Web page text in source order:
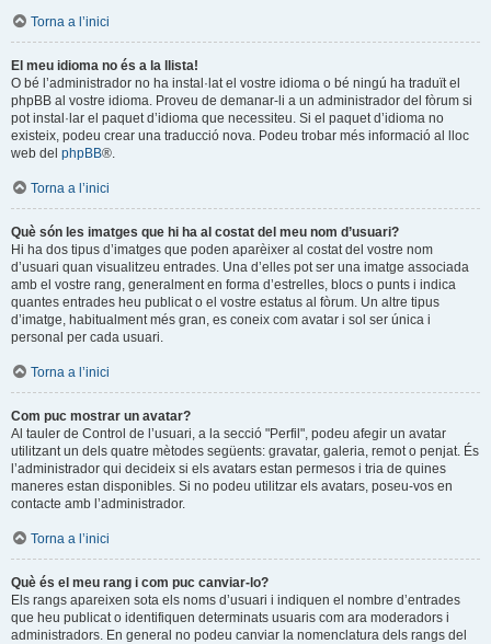
Torna a l’inici
El meu idioma no és a la llista!
O bé l’administrador no ha instal·lat el vostre idioma o bé ningú ha traduït el
phpBB al vostre idioma. Proveu de demanar-li a un administrador del fòrum si
pot instal·lar el paquet d’idioma que necessiteu. Si el paquet d’idioma no
existeix, podeu crear una traducció nova. Podeu trobar més informació al lloc
web del phpBB®.
Torna a l’inici
Què són les imatges que hi ha al costat del meu nom d’usuari?
Hi ha dos tipus d’imatges que poden aparèixer al costat del vostre nom
d’usuari quan visualitzeu entrades. Una d’elles pot ser una imatge associada
amb el vostre rang, generalment en forma d’estrelles, blocs o punts i indica
quantes entrades heu publicat o el vostre estatus al fòrum. Un altre tipus
d’imatge, habitualment més gran, es coneix com avatar i sol ser única i
personal per cada usuari.
Torna a l’inici
Com puc mostrar un avatar?
Al tauler de Control de l’usuari, a la secció "Perfil", podeu afegir un avatar
utilitzant un dels quatre mètodes següents: gravatar, galeria, remot o penjat. És
l’administrador qui decideix si els avatars estan permesos i tria de quines
maneres estan disponibles. Si no podeu utilitzar els avatars, poseu-vos en
contacte amb l’administrador.
Torna a l’inici
Què és el meu rang i com puc canviar-lo?
Els rangs apareixen sota els noms d’usuari i indiquen el nombre d’entrades
que heu publicat o identifiquen determinats usuaris com ara moderadors i
administradors. En general no podeu canviar la nomenclatura dels rangs del